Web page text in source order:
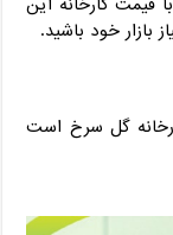
بازار خود باشید.
گل سرخ است